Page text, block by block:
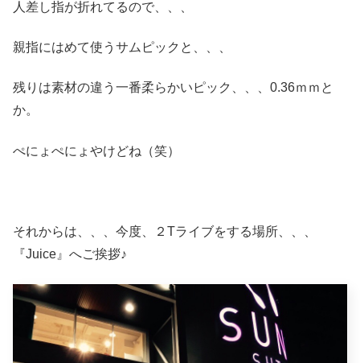
人差し指が折れてるので、、、
親指にはめて使うサムピックと、、、
残りは素材の違う一番柔らかいピック、、、0.36ｍｍと
か。
ぺにょぺにょやけどね（笑）
それからは、、、今度、２Tライブをする場所、、、
『Juice』へご挨拶♪